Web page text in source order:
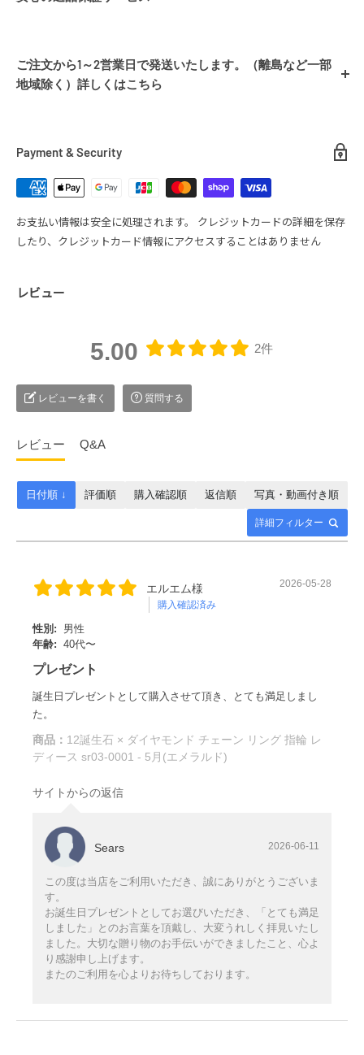
地金：シルバー925(イエローゴールドコーティング)
チェーン：最長65ｍｍ 線径0.25mm 幅0.7mm
エンドパーツ：天然ダイヤモンド0.008ct/ラウンドブリリアンカット
誠に勝手ながら、下記の日程において当オンラインシ
【休業期間】
※ご注文は24時間受け付けております。
ご注文は24時間受け付けておりますが、上記期間中の
お問合せ等へのご返答は休業させていただきます。
（お問い合わせやメールの返信は2026年8月17日(月)より順
次対応いたします。）
万が一、2026年8月17日(月)より翌々営業日内で連絡がない
場合にはお手数ですがご連絡ください。
品を、商品到着後、最大7日間承っておりますので、お気軽にショッピ
ングをお楽しみくださいませ。
2.未使用品であること
3.お届け時と同様の状態であること
【返品対象商品】
商品代金1点あたり１０万円以内の全ての商品
・商品を使用した場合
・お客様の元で傷や汚れが生じた商品の返品（匂い含む）
・付属品、商品パッケージが紛失・破損された商品
返品方法
お客様都合による返品をご希望される場合には、商品到着後7日以内
に当店までご連絡くださいませ。
連絡先・送付先
送付方法：特に指定はございません。
ご注文から1～2営業日で発送いたします。（離島など一部
地域除く）詳しくはこちら
全国一律送料無料
ヤマト運輸(一部商品、佐川急便・日本郵便)
ご注文から1～2営業日で発送いたします。（離島など一部地域
除く）
発送の目安
通常、お客様のご注文日から当日～約2営業日程の発送となり
Payment & Security
お支払い情報は安全に処理されます。 クレジットカードの詳細を保存
したり、クレジットカード情報にアクセスすることはありません
レビュー
5.00 2件
レビューを書く 質問する
レビュー Q&A
詳細フィルター
日付順 ↓ 評価順 購入確認順 返信順 写真・動画付き順
エルエム様
購入確認済み
2026-05-28
性別:
男性
年齢: 40代〜
プレゼント
誕生日プレゼントとして購入させて頂き、とても満足しまし
た。
商品： 12誕生石 × ダイヤモンド チェーン リング 指輪 レ
ディース sr03-0001 - 5月(エメラルド)
サイトからの返信
Sears 2026-06-11
この度は当店をご利用いただき、誠にありがとうございま
す。
お誕生日プレゼントとしてお選びいただき、「とても満足
しました」とのお言葉を頂戴し、大変うれしく拝見いたし
ました。大切な贈り物のお手伝いができましたこと、心よ
り感謝申し上げます。
またのご利用を心よりお待ちしております。